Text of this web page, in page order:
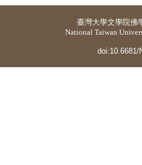
臺灣大學文學院佛
National Taiwan
doi:10.6681/